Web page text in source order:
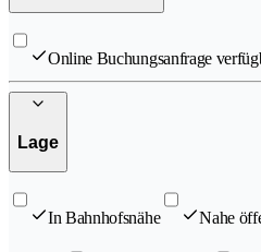
Online Buchungsanfrage
Lage
In Bahnhofsnähe Nahe